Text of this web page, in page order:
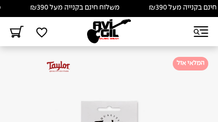
בקנייה מעל ₪390 משלוח חינם בקנייה מעל ₪390
המלאי אזל